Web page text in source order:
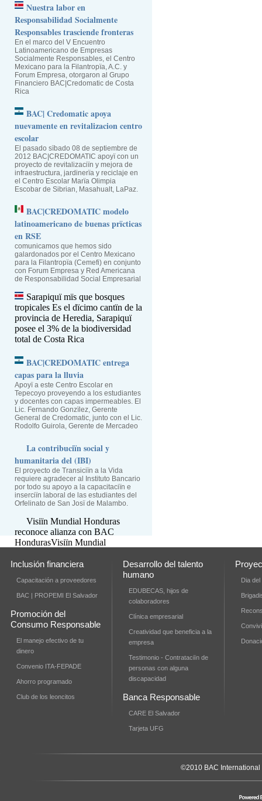
Nuestra labor en
Responsabilidad Socialmente
Responsables trasciende fronteras
En el marco del V Encuentro
Latinoamericano de Empresas
Socialmente Responsables, el Centro
Mexicano para la Filantropïa, A.C. y
Forum Empresa, otorgaron al Grupo
Financiero BAC|Credomatic de Costa
Rica
BAC| Credomatic apoya
nuevamente en revitalizacion centro
escolar
El pasado sïbado 08 de septiembre de
2012 BAC|CREDOMATIC apoyï con un
proyecto de revitalizaciïn y mejora de
infraestructura, jardinerïa y reciclaje en
el Centro Escolar Marïa Olimpia
Escobar de Sibrian, Masahualt, LaPaz.
BAC|CREDOMATIC modelo
latinoamericano de buenas prïcticas
en RSE
comunicamos que hemos sido
galardonados por el Centro Mexicano
para la Filantropïa (Cemefi) en conjunto
con Forum Empresa y Red Americana
de Responsabilidad Social Empresarial
Sarapiquï mïs que bosques
tropicales Es el dïcimo cantïn de la
provincia de Heredia, Sarapiquï
posee el 3% de la biodiversidad
total de Costa Rica
BAC|CREDOMATIC entrega
capas para la lluvia
Apoyï a este Centro Escolar en
Tepecoyo proveyendo a los estudiantes
y docentes con capas impermeables. El
Lic. Fernando Gonzïlez, Gerente
General de Credomatic, junto con el Lic.
Rodolfo Guirola, Gerente de Mercadeo
La contribuciïn social y
humanitaria del (IBI)
El proyecto de Transiciïn a la Vida
requiere agradecer al Instituto Bancario
por todo su apoyo a la capacitaciïn e
inserciïn laboral de las estudiantes del
Orfelinato de San Josï de Malambo.
Visiïn Mundial Honduras
reconoce alianza con BAC
HondurasVisiïn Mundial
Honduras por sus esfuerzos de
Empresarial.
Inclusión financiera
Capacitación a proveedores
BAC | PROPEMI El Salvador
Promoción del
Consumo Responsable
El manejo efectivo de tu
dinero
Convenio ITA-FEPADE
Ahorro programado
Club de los leoncitos
Desarrollo del talento
humano
EDUBECAS, hijos de
colaboradores
Clínica empresarial
Creatividad que beneficia a la
empresa
Testimonio - Contrataciïn de
personas con alguna
discapacidad
Banca Responsable
CARE El Salvador
Tarjeta UFG
Dia del
©2010 BAC International